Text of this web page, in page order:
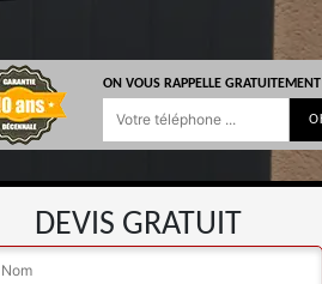
ON VOUS RAPPELLE GRATUITEMENT
DEVIS GRATUIT